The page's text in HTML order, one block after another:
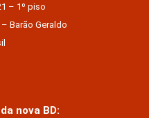
– 1º piso
Barão Geraldo
nova BD: